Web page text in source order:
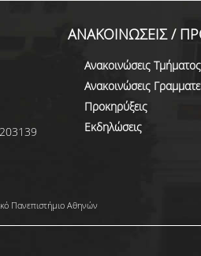
ΑΝΑΚΟΙΝΩΣΕΙΣ /
Ανακοινώσεις Τμήματος
Ανακοινώσεις
Προκηρύξεις
Εκδηλώσεις
Πανεπιστήμιο Αθηνών